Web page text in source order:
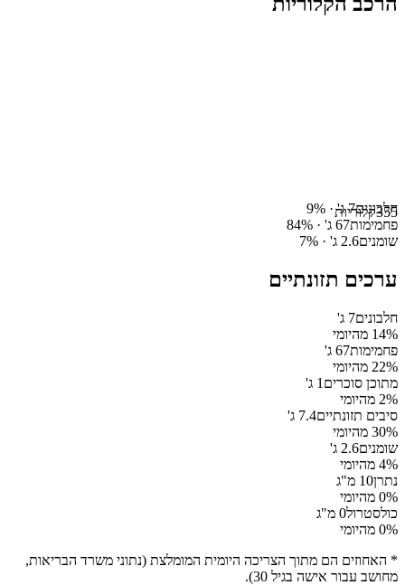
355קלוריותחלבונים7ג' · 9%
פחמימות67 ג' · 84%
שומנים2.6 ג' · 7%
ערכים תזונתיים
חלבונים7 ג'
14% מהיומי
פחמימות67 ג'
22% מהיומי
מתוכן סוכרים 1 ג'
2% מהיומי
סיבים תזונתיים7.4 ג'
30% מהיומי
שומנים2.6 ג'
4% מהיומי
נתרן10 מ"ג
0% מהיומי
כולסטרול0 מ"ג
0% מהיומי
* האחוזים הם מתוך הצריכה היומית המומלצת (נתוני משרד הבריאות,
מחושב עבור אישה בגיל 30).